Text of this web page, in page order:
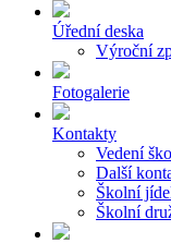
Úřední deska
Výroční
Fotogalerie
Kontakty
Vedení
Další
Školní
Školní